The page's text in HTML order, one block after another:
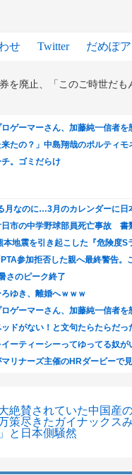
せ Twitter だめぽ
を廃止、「このご時世だ
絶賛されていた中国産
策尽きたガイナックス
と日本側騒然